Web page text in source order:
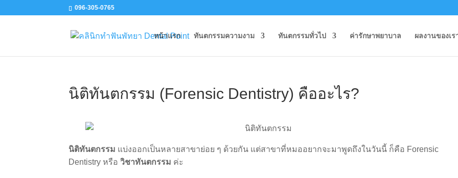
096-305-0765
หน้าแรก ทันตกรรมความงาม ทันตกรรมทั่วไป ค่ารักษาพยาบาล ผลงานของเร
นิติทันตกรรม (Forensic Dentistry) คืออะไร?
นิติทันตกรรม แบ่งออกเป็นหลายสาขาย่อย ๆ ด้วยกัน แต่สาขาที่หมออยากจะมาพูดถึงในวันนี้ ก็คือ Forensic
Dentistry หรือวิชาทันตกรรม ค่ะ